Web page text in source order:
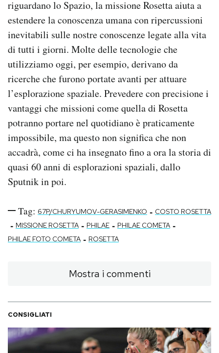
riguardano lo Spazio, la missione Rosetta aiuta a
estendere la conoscenza umana con ripercussioni
inevitabili sulle nostre conoscenze legate alla vita
di tutti i giorni. Molte delle tecnologie che
utilizziamo oggi, per esempio, derivano da
ricerche che furono portate avanti per attuare
l’esplorazione spaziale. Prevedere con precisione i
vantaggi che missioni come quella di Rosetta
potranno portare nel quotidiano è praticamente
impossibile, ma questo non significa che non
accadrà, come ci ha insegnato fino a ora la storia di
quasi 60 anni di esplorazioni spaziali, dallo
Sputnik in poi.
Tag: 67P/CHURYUMOV-GERASIMENKO - COSTO ROSETTA
- MISSIONE ROSETTA - PHILAE - PHILAE COMETA -
PHILAE FOTO COMETA - ROSETTA
Mostra i commenti
CONSIGLIATI